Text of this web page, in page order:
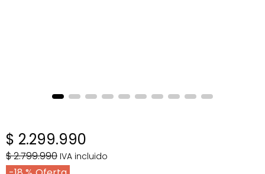
$ 2.299.990
$2.799.990 IVA incluido